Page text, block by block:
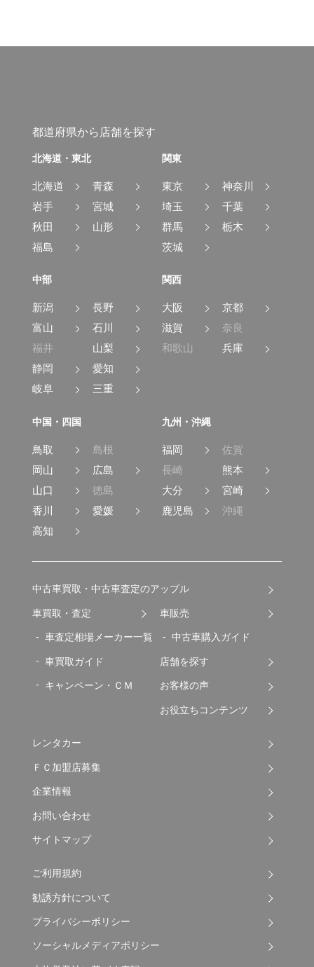
都道府県から店舗を探す
北海道・東北
北海道
青森
岩手
宮城
秋田
山形
福島
関東
東京
神奈川
埼玉
千葉
群馬
栃木
茨城
中部
新潟
長野
富山
石川
福井
山梨
静岡
愛知
岐阜
三重
関西
大阪
京都
滋賀
奈良
和歌山
兵庫
中国・四国
鳥取
島根
岡山
広島
山口
徳島
香川
愛媛
高知
九州・沖縄
福岡
佐賀
長崎
熊本
大分
宮崎
鹿児島
沖縄
中古車買取・中古車査定のアップル
車買取・査定
車査定相場メーカー一覧
車買取ガイド
キャンペーン・ＣＭ
車販売
中古車購入ガイド
店舗を探す
お客様の声
お役立ちコンテンツ
レンタカー
ＦＣ加盟店募集
企業情報
お問い合わせ
サイトマップ
ご利用規約
勧誘方針について
プライバシーポリシー
ソーシャルメディアポリシー